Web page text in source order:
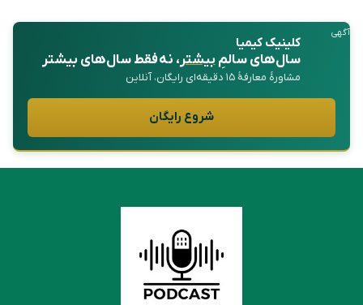
آگهی
کلینیک کیمیا
سال‌های سالمِبیشتر، نه فقط سال‌های بیشتر
مشاورهٔ معارفهٔ ۱۵ دقیقه‌ای رایگان، آنلاین
شروع رایگان